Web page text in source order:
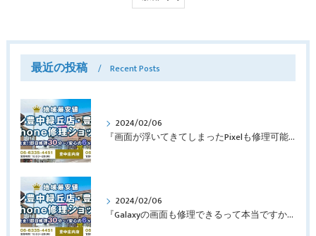
最近の投稿 Recent Posts
2024/02/06
『画面が浮いてきてしまったPixelも修理可能？』淀川区西三国よりバッテリー交換でご来店♪【Google Pixel5】
2024/02/06
『Galaxyの画面も修理できるって本当ですか？』豊中市服部本町より画面修理でご来店♪【Galaxy Note10+】